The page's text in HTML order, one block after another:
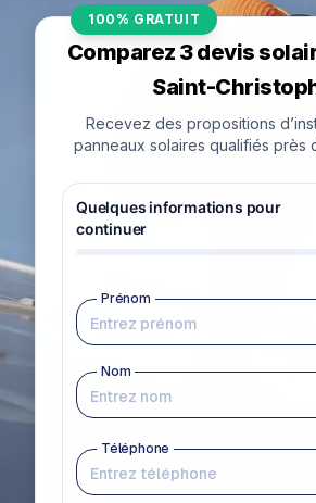
100% GRATUIT
Comparez 3 devis
Saint-
Recevez des propositions
panneaux solaires qualifiés près